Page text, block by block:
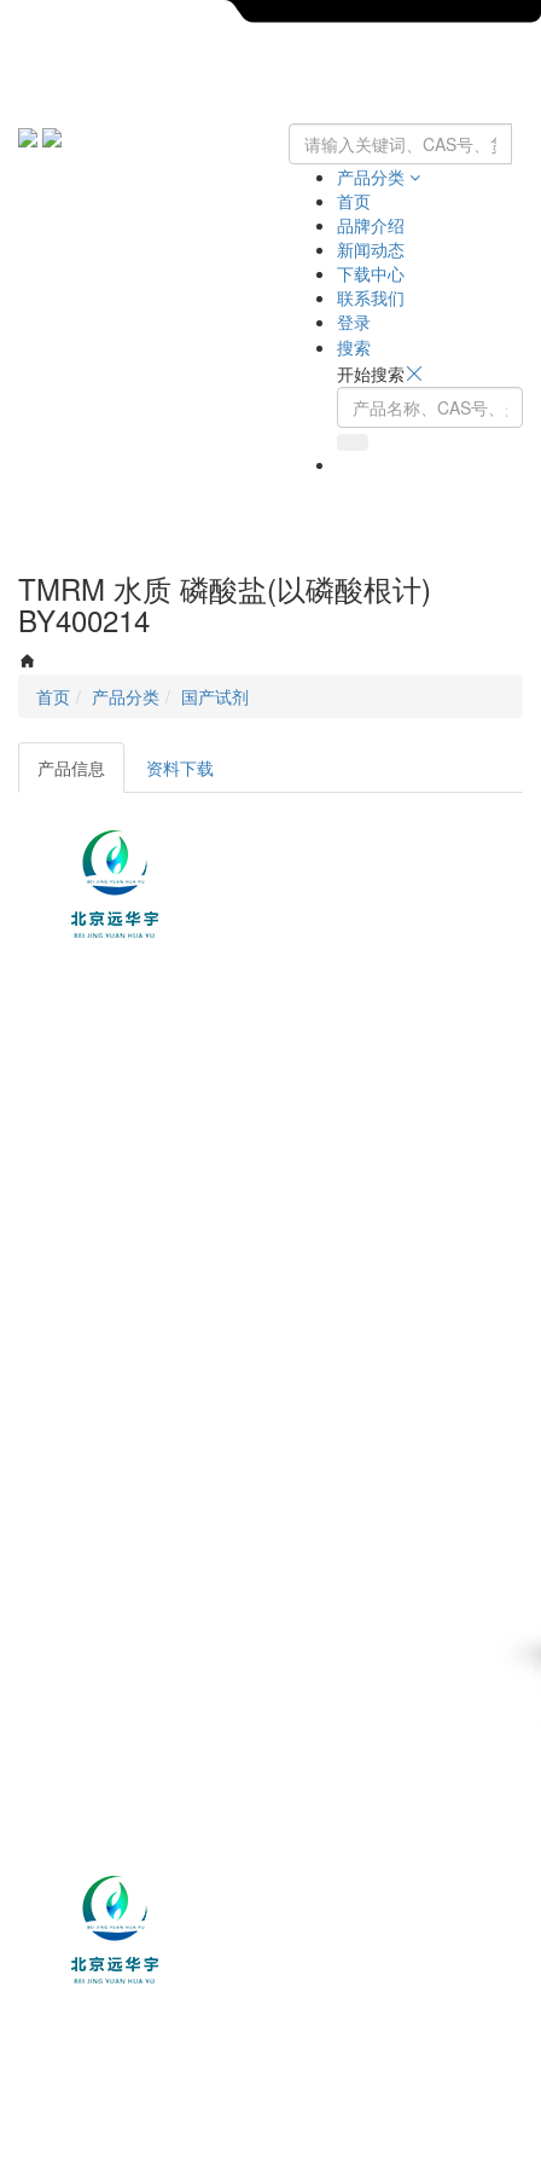
产品分类
首页
品牌介绍
新闻动态
下载中心
联系我们
登录
搜索
开始搜索
TMRM 水质 磷酸盐(以磷酸根计)
BY400214
首页 产品分类 国产试剂
产品信息 资料下载